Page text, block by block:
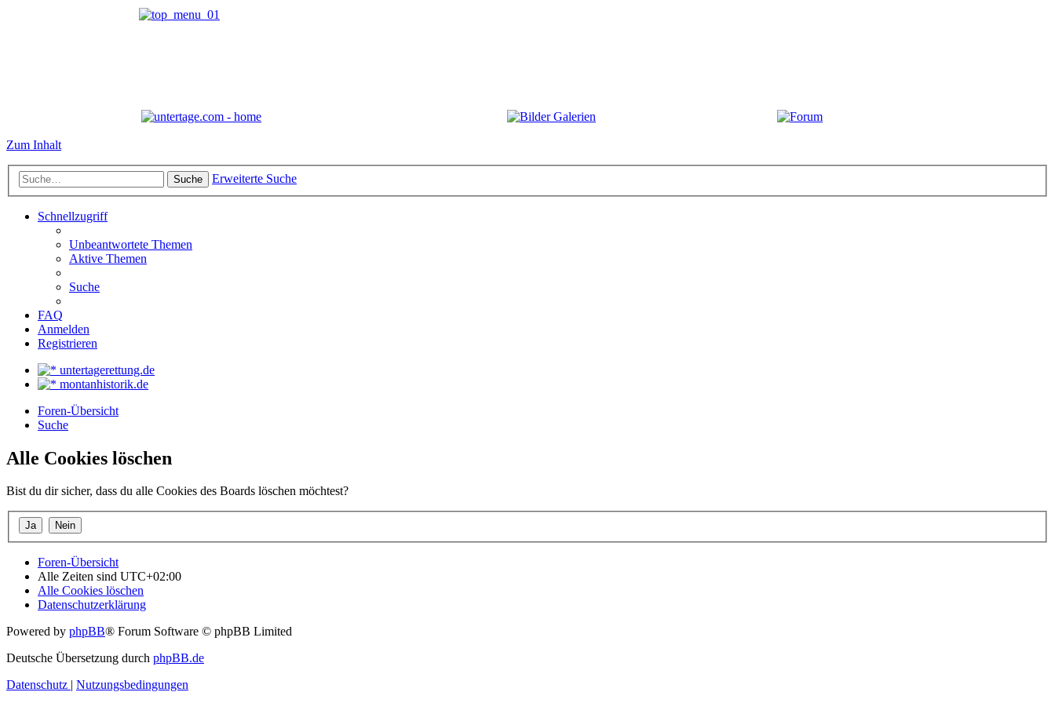
Zum Inhalt
Suche Erweiterte Suche
Schnellzugriff
Unbeantwortete Themen
Aktive Themen
Suche
FAQ
Anmelden
Registrieren
untertagerettung.de
montanhistorik.de
Foren-Übersicht
Suche
Alle Cookies löschen
Bist du dir sicher, dass du alle Cookies des Boards löschen möchtest?
Foren-Übersicht
Alle Zeiten sind UTC+02:00
Alle Cookies löschen
Datenschutzerklärung
Powered by phpBB® Forum Software © phpBB Limited
Deutsche Übersetzung durch phpBB.de
Datenschutz | Nutzungsbedingungen